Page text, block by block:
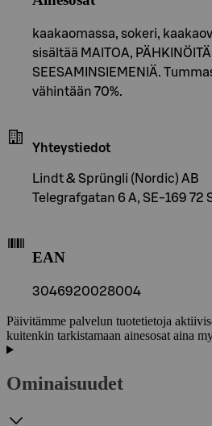
kaakaomassa, sokeri,
sisältää MAITOA,
SEESAMINSIEMENIÄ.
vähintään 70%.
Yhteystiedot
Lindt & Sprüngli (Nordic) AB
Telegrafgatan 6 A, SE-169 72
EAN
3046920028004
Päivitämme palvelun tuotetietoja
kuitenkin tarkistamaan ainesosat aina
Ominaisuudet